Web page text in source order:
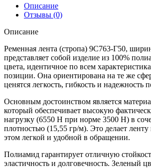
Описание
Отзывы (0)
Описание
Ременная лента (стропа) 9С763-Г50,
представляет собой изделие из 100%
цвета, идентичное по всем
позиции. Она ориентирована на те же
ценятся легкость, гибкость и надежность
Основным достоинством является
который обеспечивает высокую
нагрузку (6550 H при норме 3500 H) в
плотностью (15,55 гр/м). Это делает
этом легкой и удобной в обращении.
Полиамид гарантирует отличную
эластичность и долговечность. Зеленый